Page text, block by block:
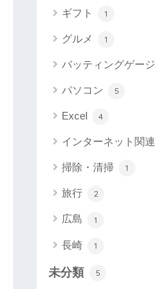
ギフト 1
グルメ 1
バッティングゲージ
パソコン 5
Excel 4
インターネット関連
掃除・清掃 1
旅行 2
広島 1
長崎 1
未分類 5